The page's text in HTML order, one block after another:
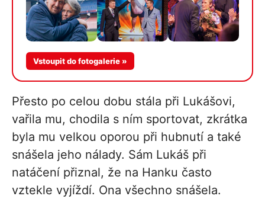
Vstoupit do fotogalerie »
Přesto po celou dobu stála při Lukášovi,
vařila mu, chodila s ním sportovat, zkrátka
byla mu velkou oporou při hubnutí a také
snášela jeho nálady. Sám Lukáš při
natáčení přiznal, že na Hanku často
vztekle vyjíždí. Ona všechno snášela.